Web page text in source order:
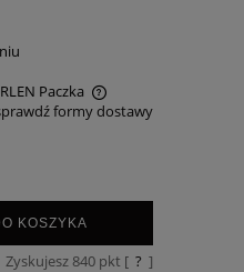
Paczka
kosztów
formy dostawy
KOSZYKA
Zyskujesz 840pkt [ ? ]